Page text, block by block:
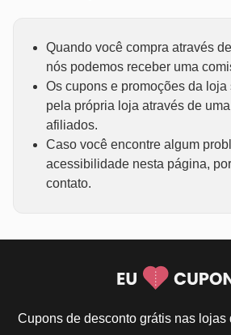
Quando você compra através
nós podemos receber uma
Os cupons e promoções da
pela própria loja através de
afiliados.
Caso você encontre algum
acessibilidade nesta página,
contato.
Cupons de desconto grátis nas lojas